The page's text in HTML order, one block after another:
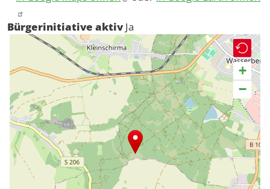
Bürgerinitiative aktiv Ja
+
−